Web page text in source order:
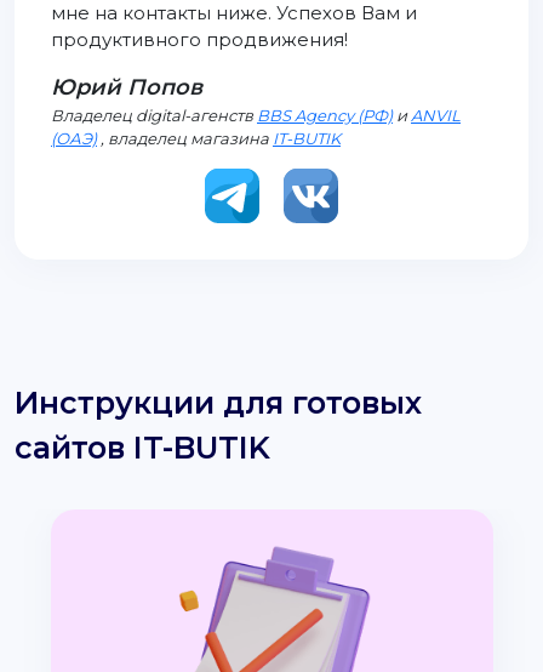
мне на контакты ниже. Успехов Вам и
продуктивного продвижения!
Юрий Попов
Владелец digital-агенств BBS Agency (РФ)иANVIL
(ОАЭ), владелец магазина IT-BUTIK
Инструкции для готовых
сайтов IT-BUTIK